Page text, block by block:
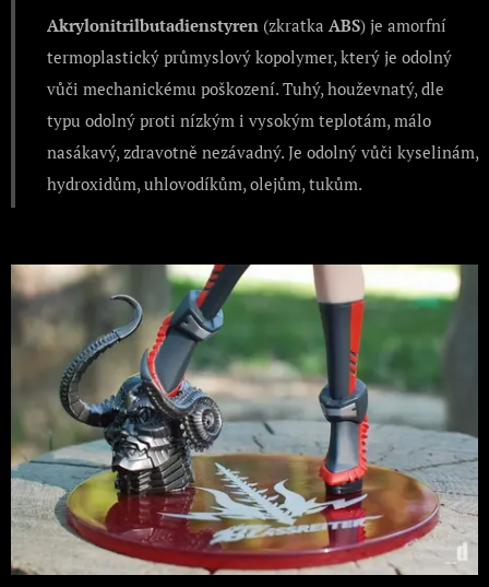
Akrylonitrilbutadienstyren (zkratka ABS) je amorfní
termoplastický průmyslový kopolymer, který je odolný
vůči mechanickému poškození. Tuhý, houževnatý, dle
typu odolný proti nízkým i vysokým teplotám, málo
nasákavý, zdravotně nezávadný. Je odolný vůči kyselinám,
hydroxidům, uhlovodíkům, olejům, tukům.